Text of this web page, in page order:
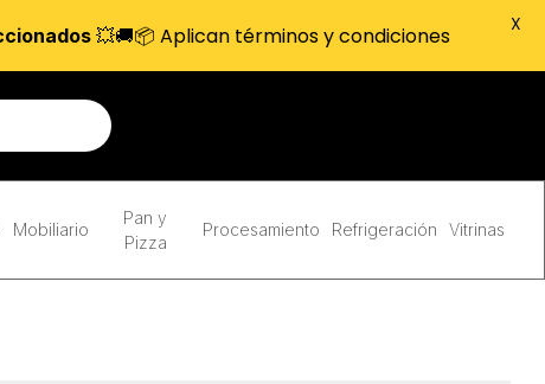
Mobiliario
Pan y
Pizza
Procesamiento Refrigeración Vitrinas
💥🚚📦 Aplican términos y condiciones X